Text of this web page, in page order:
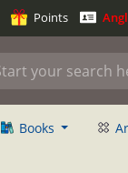
Points
Books